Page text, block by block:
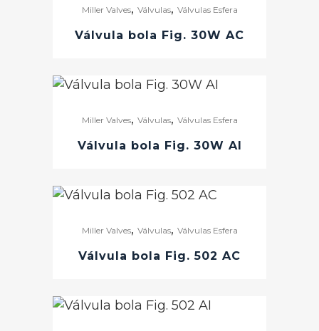
Miller Valves, Válvulas, Válvulas Esfera
Válvula bola Fig. 30W AC
Miller Valves, Válvulas, Válvulas Esfera
Válvula bola Fig. 30W AI
Miller Valves, Válvulas, Válvulas Esfera
Válvula bola Fig. 502 AC